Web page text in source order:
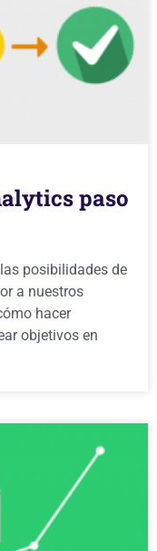
paso
posibilidades de
a nuestros
hacer
objetivos en